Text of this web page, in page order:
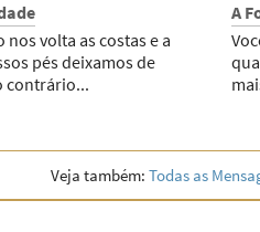
volta as costas e a
pés deixamos de
contrário...
A
Veja também:Todas as